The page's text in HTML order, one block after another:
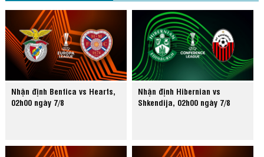
Nhận định Benfica vs Hearts,
02h00 ngày 7/8
Nhận định Hibernian vs
Shkendija, 02h00 ngày 7/8